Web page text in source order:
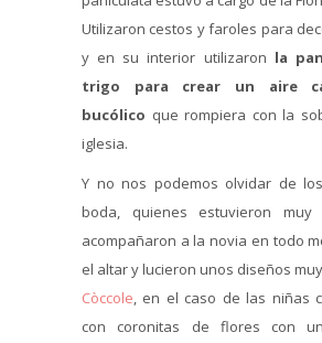
Utilizaron cestos y faroles para
y en su interior utilizaron la
trigo para crear un aire
bucólico que rompiera con la
iglesia.
Y no nos podemos olvidar de
boda, quienes estuvieron muy
acompañaron a la novia en todo
el altar y lucieron unos diseños
Còccole, en el caso de las niñas
con coronitas de flores con